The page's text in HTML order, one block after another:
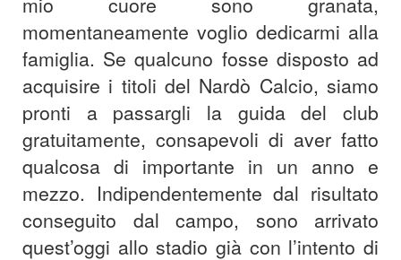
momentaneamente voglio dedicarmi alla
famiglia. Se qualcuno fosse disposto ad
acquisire i titoli del Nardò Calcio, siamo
pronti a passargli la guida del club
gratuitamente, consapevoli di aver fatto
qualcosa di importante in un anno e
mezzo. Indipendentemente dal risultato
conseguito dal campo, sono arrivato
quest’oggi allo stadio già con l’intento di